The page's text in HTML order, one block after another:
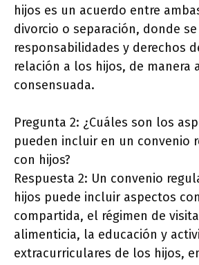
hijos es un acuerdo entre
divorcio o separación, donde
responsabilidades y derechos
relación a los hijos, de manera
consensuada.
Pregunta 2: ¿Cuáles son los
pueden incluir en un convenio
con hijos?
Respuesta 2: Un convenio
hijos puede incluir aspectos
compartida, el régimen de
alimenticia, la educación y
extracurriculares de los hijos,